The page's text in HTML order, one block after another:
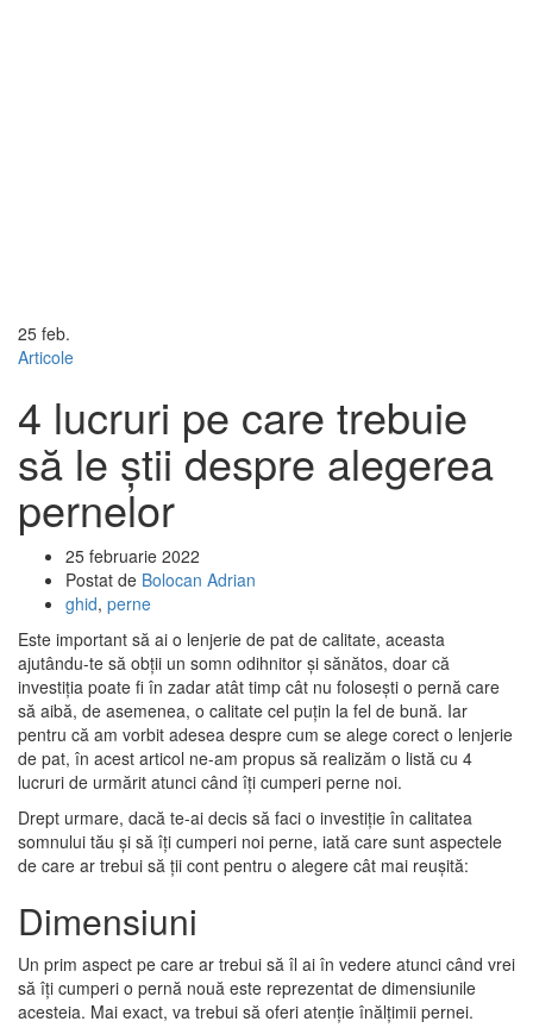
25 feb.
Articole
4 lucruri pe care trebuie
să le știi despre alegerea
pernelor
25 februarie 2022
Postat de Bolocan Adrian
ghid, perne
Este important să ai o lenjerie de pat de calitate, aceasta
ajutându-te să obții un somn odihnitor și sănătos, doar că
investiția poate fi în zadar atât timp cât nu folosești o pernă care
să aibă, de asemenea, o calitate cel puțin la fel de bună. Iar
pentru că am vorbit adesea despre cum se alege corect o lenjerie
de pat, în acest articol ne-am propus să realizăm o listă cu 4
lucruri de urmărit atunci când îți cumperi perne noi.
Drept urmare, dacă te-ai decis să faci o investiție în calitatea
somnului tău și să îți cumperi noi perne, iată care sunt aspectele
de care ar trebui să ții cont pentru o alegere cât mai reușită:
Dimensiuni
Un prim aspect pe care ar trebui să îl ai în vedere atunci când vrei
să îți cumperi o pernă nouă este reprezentat de dimensiunile
acesteia. Mai exact, va trebui să oferi atenție înălțimii pernei.